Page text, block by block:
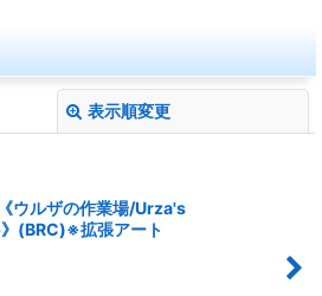
表示順変更
ウルザの作業場/Urza's
(BRC)※拡張アート